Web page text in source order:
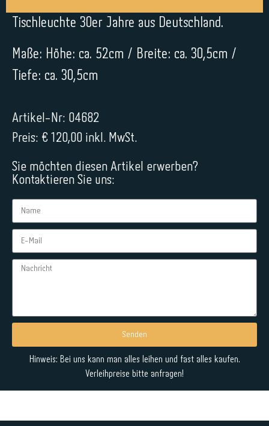
Tischleuchte 30er Jahre aus Deutschland.
Maße: Höhe: ca. 52cm / Breite: ca. 30,5cm /
Tiefe: ca. 30,5cm
Artikel-Nr: 04682
Preis: € 120,00 inkl. MwSt.
Sie möchten diesen Artikel erwerben?
Kontaktieren Sie uns:
Senden
Alternative:
Hinweis: Bei uns kann man alles leihen und fast alles kaufen.
Verleihpreise bitte anfragen!